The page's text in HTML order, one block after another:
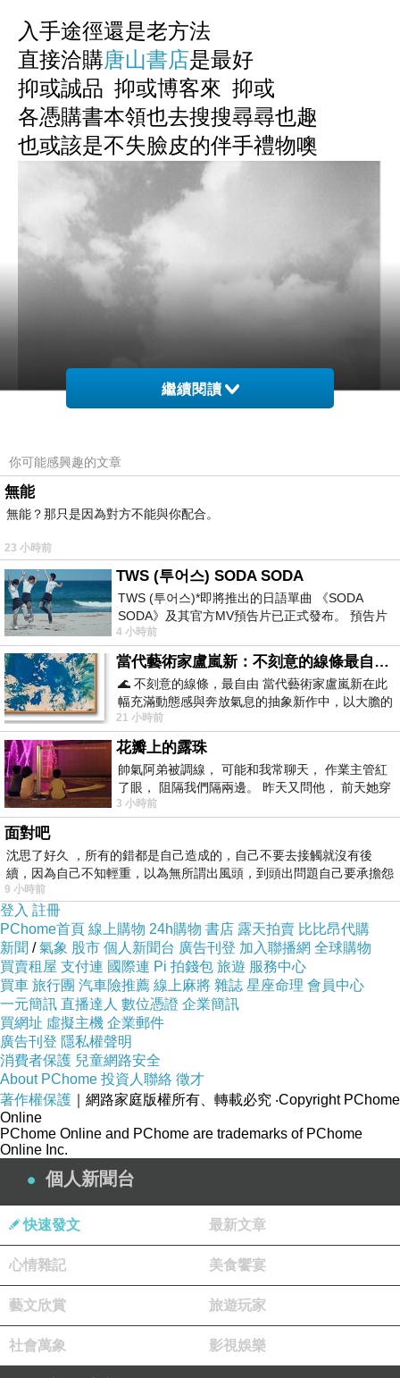
入手途徑還是老方法
直接洽購唐山書店是最好
抑或誠品 抑或博客來 抑或
各憑購書本領也去搜搜尋尋也趣
也或該是不失臉皮的伴手禮物噢
三樓
2026-05-23 12:23:11
沒有關係
先祝福他早日康復
好的都是比較慢的
祝 安心
2026-05-23 10:01:47
陳社長大病待癒
多所延滯
寒涼的出版業
還忘買倌大器
叩歉 頌安
繼續閱讀
你可能感興趣的文章
無能
無能？那只是因為對方不能與你配合。
23 小時前
TWS (투어스) SODA SODA
TWS (투어스)*即將推出的日語單曲 《SODA
SODA》及其官方MV預告片已正式發布。 預告片
一經發布， 就引發了粉絲們對這次夏季回
4 小時前
當代藝術家盧嵐新：不刻意的線條最自由，讓色彩流動、筆觸自己說話
🌊 不刻意的線條，最自由 當代藝術家盧嵐新在此
幅充滿動態感與奔放氣息的抽象新作中，以大膽的
藍色顏料在白色畫布上揮灑、壓印與流淌
21 小時前
花瓣上的露珠
帥氣阿弟被調線， 可能和我常聊天， 作業主管紅
了眼， 阻隔我們隔兩邊。 昨天又問他， 前天她穿
什麼顏色衣服， 不經
3 小時前
面對吧
沈思了好久 ，所有的錯都是自己造成的，自己不要去接觸就沒有後
續，因為自己不知輕重，以為無所謂出風頭，到頭出問題自己要承擔怨
不
9 小時前
登入 註冊
PChome首頁 線上購物 24h購物 書店 露天拍賣 比比昂代購
新聞 /氣象 股市 個人新聞台 廣告刊登 加入聯播網 全球購物
買賣租屋 支付連 國際連 Pi 拍錢包 旅遊 服務中心
買車 旅行團 汽車險推薦 線上麻將 雜誌 星座命理 會員中心
一元簡訊 直播達人 數位憑證 企業簡訊
買網址 虛擬主機 企業郵件
廣告刊登 隱私權聲明
消費者保護 兒童網路安全
About PChome 投資人聯絡 徵才
著作權保護 ｜網路家庭版權所有、轉載必究 ‧Copyright PChome
Online
PChome Online and PChome are trademarks of PChome
Online Inc.
個人新聞台
快速發文 最新文章
心情雜記 美食饗宴
藝文欣賞 旅遊玩家
社會萬象 影視娛樂